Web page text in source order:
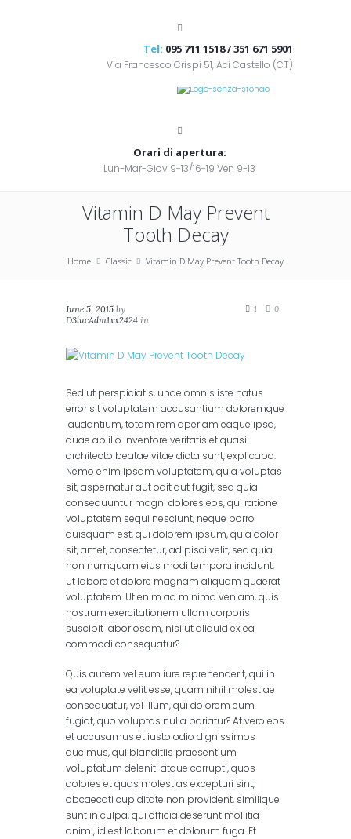
Tel: 095 711 1518 / 351 671 5901
Via Francesco Crispi 51, Aci Castello (CT)
Orari di apertura:
Lun-Mar-Giov 9-13/16-19 Ven 9-13
Vitamin D May Prevent
Tooth Decay
Home Classic Vitamin D May Prevent Tooth Decay
June 5, 2015 by
D3lucAdm1xx2424 in
columns),Portfolio (2
Portfolio (3
1 0
Sed ut perspiciatis, unde omnis iste natus
error sit voluptatem accusantium doloremque
laudantium, totam rem aperiam eaque ipsa,
quae ab illo inventore veritatis et quasi
architecto beatae vitae dicta sunt, explicabo.
Nemo enim ipsam voluptatem, quia voluptas
sit, aspernatur aut odit aut fugit, sed quia
consequuntur magni dolores eos, qui ratione
voluptatem sequi nesciunt, neque porro
quisquam est, qui dolorem ipsum, quia dolor
sit, amet, consectetur, adipisci velit, sed quia
non numquam eius modi tempora incidunt,
ut labore et dolore magnam aliquam quaerat
voluptatem. Ut enim ad minima veniam, quis
nostrum exercitationem ullam corporis
suscipit laboriosam, nisi ut aliquid ex ea
commodi consequatur?
Quis autem vel eum iure reprehenderit, qui in
ea voluptate velit esse, quam nihil molestiae
consequatur, vel illum, qui dolorem eum
fugiat, quo voluptas nulla pariatur? At vero eos
et accusamus et iusto odio dignissimos
ducimus, qui blanditiis praesentium
voluptatum deleniti atque corrupti, quos
dolores et quas molestias excepturi sint,
obcaecati cupiditate non provident, similique
sunt in culpa, qui officia deserunt mollitia
animi, id est laborum et dolorum fuga. Et